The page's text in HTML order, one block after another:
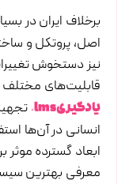
برخلاف ایران در
اصل، پروتکل و
نیز دستخوش
قابلیت‌های مختلف
یادگیریlms
،
انسانی در آن‌ها
ابعاد گسترده
معرفی بهترین